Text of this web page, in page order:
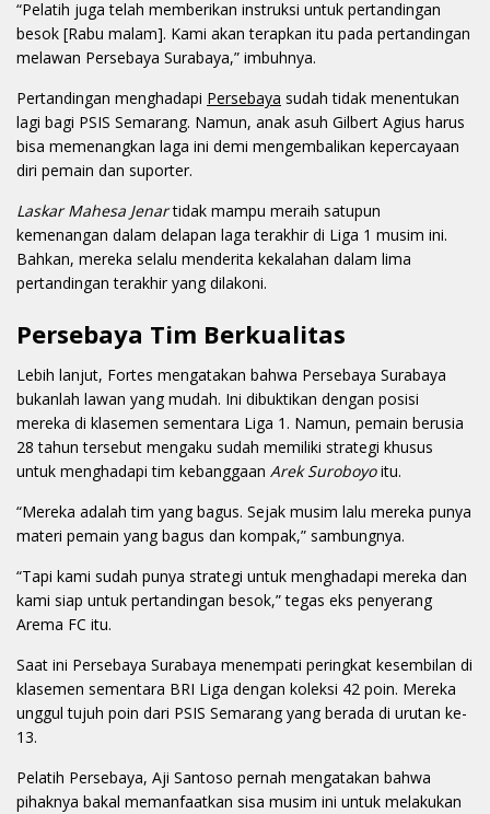
“Pelatih juga telah memberikan instruksi untuk pertandingan
besok [Rabu malam]. Kami akan terapkan itu pada pertandingan
melawan Persebaya Surabaya,” imbuhnya.
Pertandingan menghadapi Persebaya sudah tidak menentukan
lagi bagi PSIS Semarang. Namun, anak asuh Gilbert Agius harus
bisa memenangkan laga ini demi mengembalikan kepercayaan
diri pemain dan suporter.
Laskar Mahesa Jenartidak mampu meraih satupun
kemenangan dalam delapan laga terakhir di Liga 1 musim ini.
Bahkan, mereka selalu menderita kekalahan dalam lima
pertandingan terakhir yang dilakoni.
Persebaya Tim Berkualitas
Lebih lanjut, Fortes mengatakan bahwa Persebaya Surabaya
bukanlah lawan yang mudah. Ini dibuktikan dengan posisi
mereka di klasemen sementara Liga 1. Namun, pemain berusia
28 tahun tersebut mengaku sudah memiliki strategi khusus
untuk menghadapi tim kebanggaan Arek Suroboyoitu.
“Mereka adalah tim yang bagus. Sejak musim lalu mereka punya
materi pemain yang bagus dan kompak,” sambungnya.
“Tapi kami sudah punya strategi untuk menghadapi mereka dan
kami siap untuk pertandingan besok,” tegas eks penyerang
Arema FC itu.
Saat ini Persebaya Surabaya menempati peringkat kesembilan di
klasemen sementara BRI Liga dengan koleksi 42 poin. Mereka
unggul tujuh poin dari PSIS Semarang yang berada di urutan ke-
13.
Pelatih Persebaya, Aji Santoso pernah mengatakan bahwa
pihaknya bakal memanfaatkan sisa musim ini untuk melakukan